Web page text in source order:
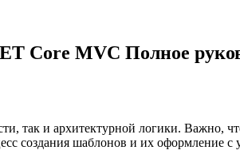
Core MVC Полное
так и архитектурной логики. Важно,
создания шаблонов и их оформление